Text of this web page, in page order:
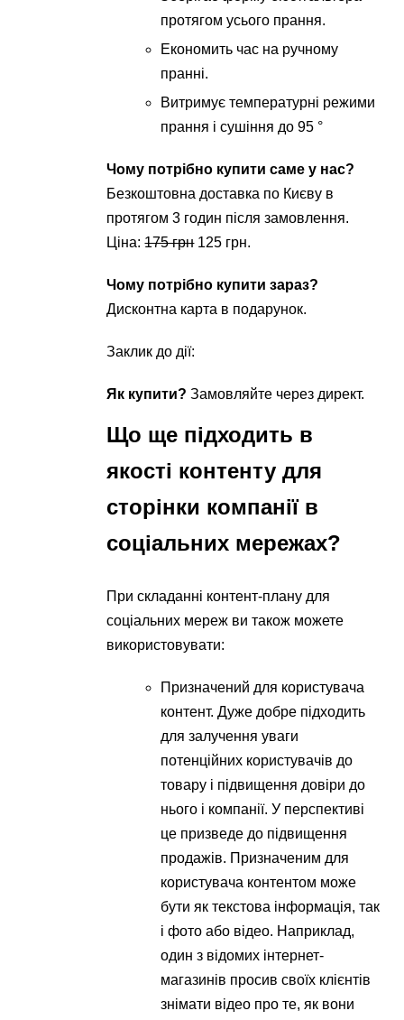
протягом усього прання.
Економить час на ручному
пранні.
Витримує температурні режими
прання і сушіння до 95 °
Чому потрібно купити саме у нас?
Безкоштовна доставка по Києву в
протягом 3 годин після замовлення.
Ціна:175 грн125 грн.
Чому потрібно купити зараз?
Дисконтна карта в подарунок.
Заклик до дії:
Як купити? Замовляйте через директ.
Що ще підходить в
якості контенту для
сторінки компанії в
соціальних мережах?
При складанні контент-плану для
соціальних мереж ви також можете
використовувати:
Призначений для користувача
контент. Дуже добре підходить
для залучення уваги
потенційних користувачів до
товару і підвищення довіри до
нього і компанії. У перспективі
це призведе до підвищення
продажів. Призначеним для
користувача контентом може
бути як текстова інформація, так
і фото або відео. Наприклад,
один з відомих інтернет-
магазинів просив своїх клієнтів
знімати відео про те, як вони